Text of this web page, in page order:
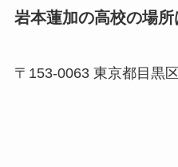
岩本蓮加の高校の場所
〒153-0063 東京都目黒